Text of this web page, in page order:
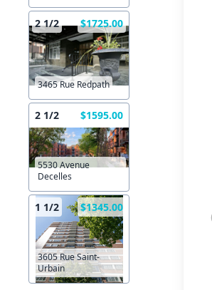
2 1/2 $1725.00
3465 Rue Redpath
2 1/2 $1595.00
5530 Avenue
Decelles
1 1/2 $1345.00
3605 Rue Saint-
Urbain